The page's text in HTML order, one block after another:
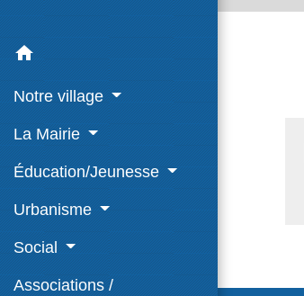
home
Notre village
La Mairie
Éducation/Jeunesse
Urbanisme
Social
Associations /